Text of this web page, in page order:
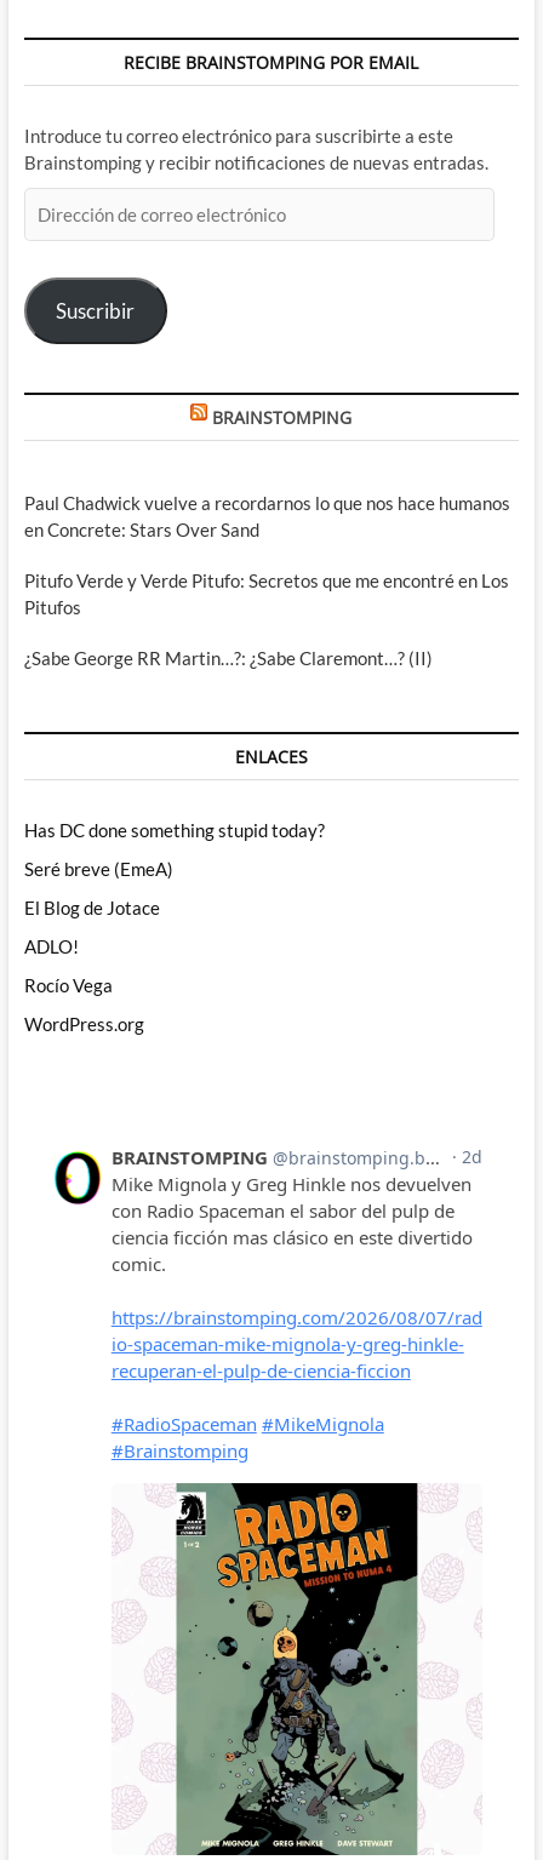
RECIBE BRAINSTOMPING POR EMAIL
Introduce tu correo electrónico para suscribirte a este
Brainstomping y recibir notificaciones de nuevas entradas.
de
electrónico
Suscribir
BRAINSTOMPING
Paul Chadwick vuelve a recordarnos lo que nos hace humanos
en Concrete: Stars Over Sand
Pitufo Verde y Verde Pitufo: Secretos que me encontré en Los
Pitufos
¿Sabe George RR Martin…?: ¿Sabe Claremont…? (II)
ENLACES
Has DC done something stupid today?
Seré breve (EmeA)
El Blog de Jotace
ADLO!
Rocío Vega
WordPress.org